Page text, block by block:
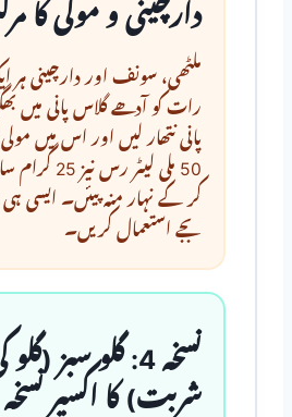
دارچینی و مولی کا
رات کو آدھے گلاس پانی میں
پانی نتھار لیں اور اس میں
50 ملی لیٹر
بجے استعمال کریں۔
نسخہ 4: گلو سبز
شربت) کا اکسیر نسخہ